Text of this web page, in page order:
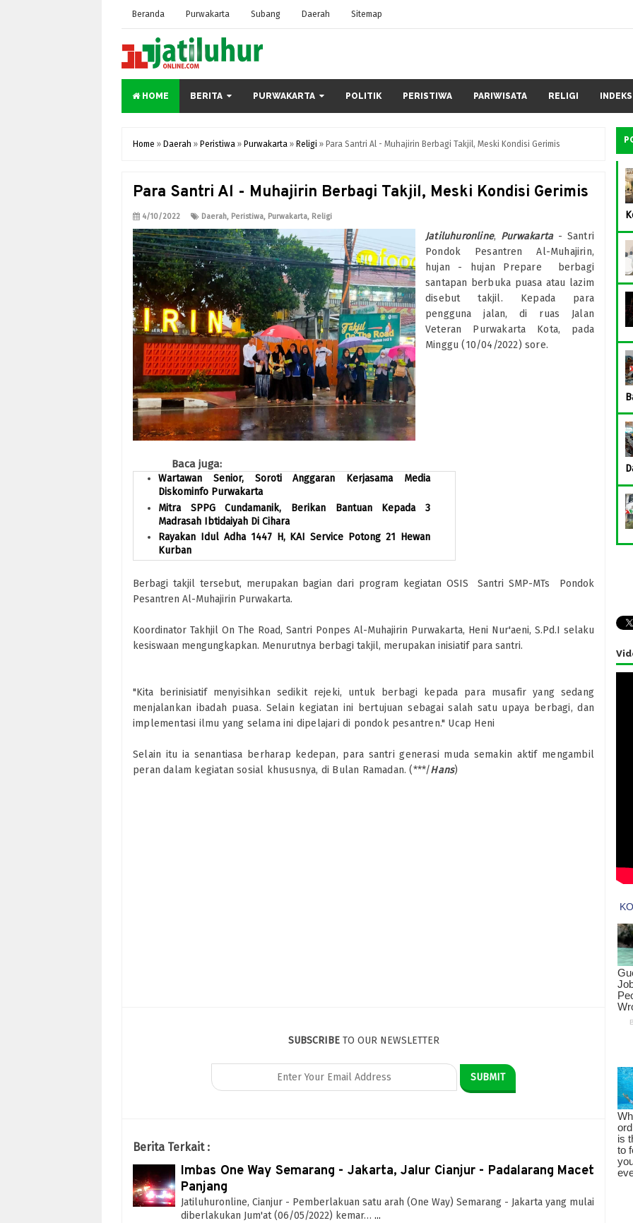
Beranda Purwakarta Subang Daerah Sitemap
HOME BERITA PURWAKARTA POLITIK PERISTIWA PARIWISATA RELIGI INDEKS
Home » Daerah » Peristiwa » Purwakarta » Religi » Para Santri Al - Muhajirin Berbagi Takjil, Meski Kondisi Gerimis
Para Santri Al - Muhajirin Berbagi Takjil, Meski Kondisi Gerimis
4/10/2022 Daerah, Peristiwa, Purwakarta, Religi
Jatiluhuronline, Purwakarta- Santri
Pondok Pesantren Al-Muhajirin,
hujan - hujan Prepare berbagi
santapan berbuka puasa atau lazim
disebut takjil. Kepada para
pengguna jalan, di ruas Jalan
Veteran Purwakarta Kota, pada
Minggu (10/04/2022) sore.
Baca juga:
Wartawan Senior, Soroti Anggaran Kerjasama Media
Diskominfo Purwakarta
Mitra SPPG Cundamanik, Berikan Bantuan Kepada 3
Madrasah Ibtidaiyah Di Cihara
Rayakan Idul Adha 1447 H, KAI Service Potong 21 Hewan
Kurban
Berbagi takjil tersebut, merupakan bagian dari program kegiatan OSIS Santri SMP-MTs Pondok
Pesantren Al-Muhajirin Purwakarta.
Koordinator Takhjil On The Road, Santri Ponpes Al-Muhajirin Purwakarta, Heni Nur'aeni, S.Pd.I selaku
kesiswaan mengungkapkan. Menurutnya berbagi takjil, merupakan inisiatif para santri.
"Kita berinisiatifmenyisihkan sedikit rejeki, untuk berbagi kepada para musafir yang sedang
menjalankan ibadah puasa. Selain kegiatan ini bertujuan sebagai salah satu upaya berbagi, dan
implementasi ilmu yang selama ini dipelajari di pondok pesantren." Ucap Heni
Selain itu ia senantiasa berharap kedepan, para santri generasi muda semakin aktif mengambil
peran dalam kegiatan sosial khususnya, di Bulan Ramadan. (***/Hans)
SUBSCRIBETO OUR NEWSLETTER
Berita Terkait :
Imbas One Way Semarang - Jakarta, Jalur Cianjur - Padalarang Macet
Panjang
Jatiluhuronline, Cianjur - Pemberlakuan satu arah (One Way) Semarang - Jakarta yang mulai
diberlakukan Jum'at (06/05/2022) kemar… ...